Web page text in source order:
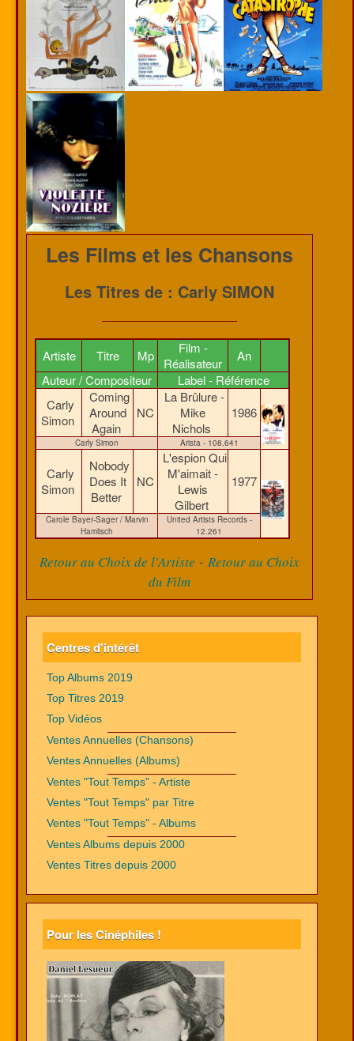
Les Films et les Chansons
Les Titres de : Carly SIMON
Artiste Titre Mp
Film -
Réalisateur
An
Auteur / Compositeur
Label - Référence
Carly
Simon
Coming
Around
Again
NC
La Brûlure -
Mike
Nichols
1986
Carly Simon Arista - 108.641
Carly
Simon
Nobody
Does It
Better
NC
L'espion Qui
M'aimait -
Lewis
Gilbert
1977
Carole Bayer-Sager / Marvin
Hamlisch
United Artists Records -
12.261
Retour au Choix de l'Artiste - Retour au Choix
du Film
Centres d'intérêt
Top Albums 2019
Top Titres 2019
Top Vidéos
Ventes Annuelles (Chansons)
Ventes Annuelles (Albums)
Ventes "Tout Temps" - Artiste
Ventes "Tout Temps" par Titre
Ventes "Tout Temps" - Albums
Ventes Albums depuis 2000
Ventes Titres depuis 2000
Pour les Cinéphiles !